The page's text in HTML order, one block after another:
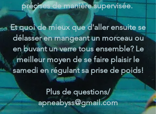
précises de manière supervisée.
Et quoi de mieux que d'aller ensuite se
délasser en mangeant un morceau ou
en buvant un verre tous ensemble? Le
meilleur moyen de se faire plaisir le
samedi en régulant sa prise de poids!
Plus de questions/
apneabyss@gmail.com